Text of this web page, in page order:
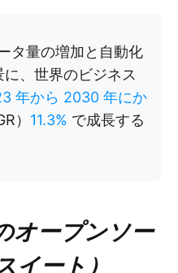
タ量の増加と自動化
、世界のビジネス
年から 2030 年にか
） 11.3% で成長する
オープンソー
イート）